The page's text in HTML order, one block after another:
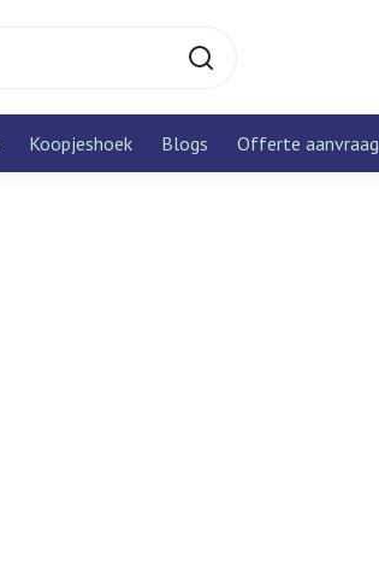
Koopjeshoek Blogs Offerte aanvraag